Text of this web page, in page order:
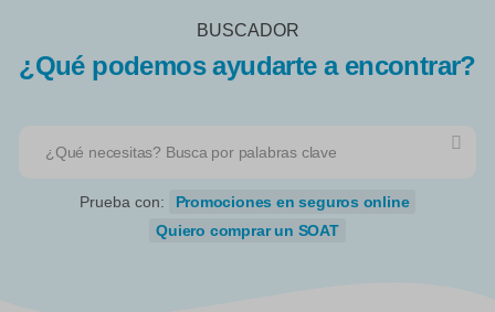
BUSCADOR
¿Qué podemos ayudarte a encontrar?
Prueba con:
Promociones en seguros online
Quiero comprar un SOAT